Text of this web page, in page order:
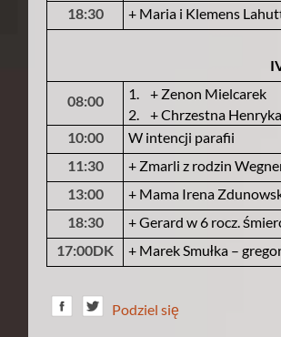
18:30
+ Maria i Klemens
08:00 1.
+ Zenon Mielcarek
2.
+ Chrzestna
10:00
W intencji parafii
11:30
+ Zmarli z rodzin
13:00
+ Mama Irena
18:30
+ Gerard w 6 rocz.
17:00DK
+ Marek Smułka –
Podziel się